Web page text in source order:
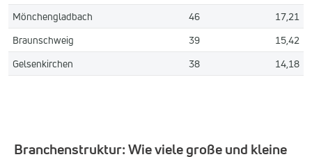
Mönchengladbach
46
17,21
Braunschweig
39
15,42
Gelsenkirchen
38 14,18
Branchenstruktur: Wie viele große und kleine